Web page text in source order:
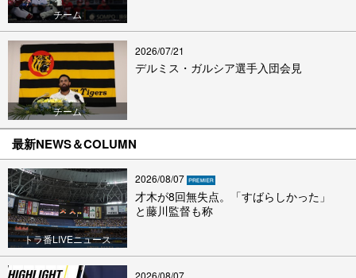
チーム
チーム
2026/07/21
デルミス・ガルシア選手入団会見
最新NEWS＆COLUMN
トラ番LIVEニュース
2026/08/07
才木が8回無失点。「すばらしかった」
と藤川監督も称
2026/08/07